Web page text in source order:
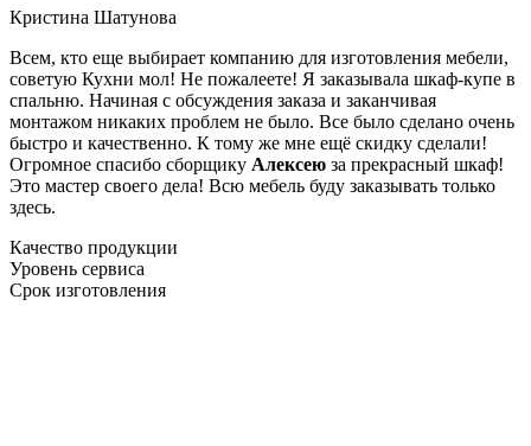
Кристина Шатунова
Всем, кто еще выбирает компанию для изготовления мебели,
советую Кухни мол! Не пожалеете! Я заказывала шкаф-купе в
спальню. Начиная с обсуждения заказа и заканчивая
монтажом никаких проблем не было. Все было сделано очень
быстро и качественно. К тому же мне ещё скидку сделали!
Огромное спасибо сборщику Алексею за прекрасный шкаф!
Это мастер своего дела! Всю мебель буду заказывать только
здесь.
Качество продукции
Уровень сервиса
Срок изготовления